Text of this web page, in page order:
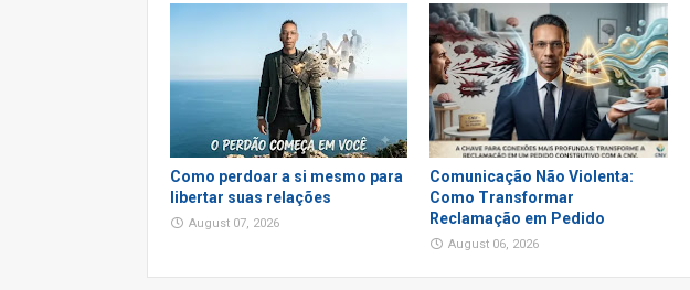
Como perdoar a si mesmo para
libertar suas relações
August 07, 2026
Comunicação Não Violenta:
Como Transformar
Reclamação em Pedido
August 06, 2026